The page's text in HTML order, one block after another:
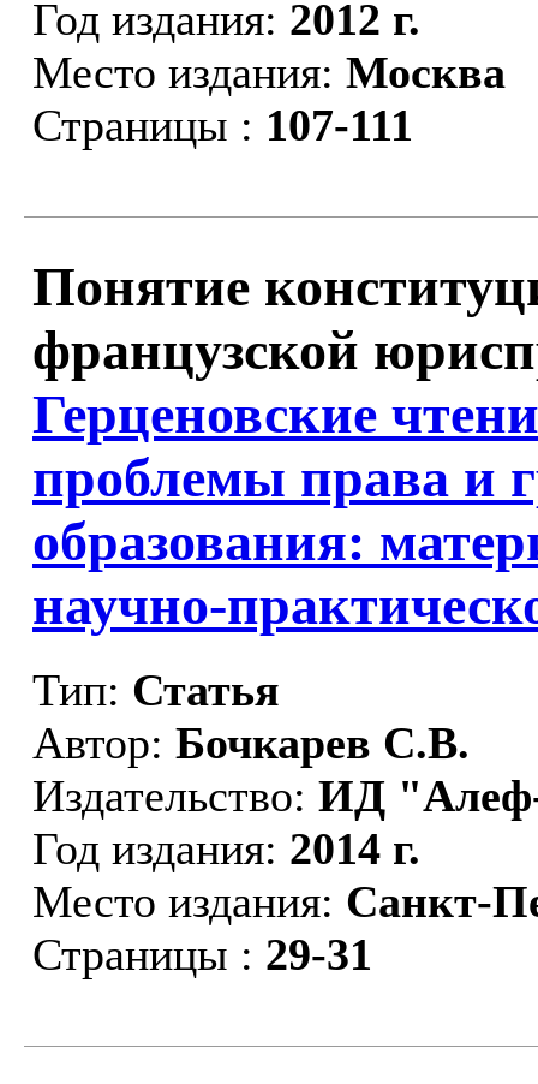
Год издания: 2012 г.
Место издания: Москва
Страницы : 107-111
Понятие
французской
Герценовские
проблемы права и
образования:
научно-
Тип: Статья
Автор: Бочкарев С.В.
Издательство: ИД
Год издания: 2014 г.
Место издания: Санкт-
Страницы : 29-31